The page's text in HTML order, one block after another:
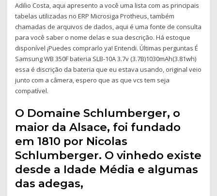
Adilio Costa, aqui apresento a você uma lista com as principais
tabelas utilizadas no ERP Microsiga Protheus, também
chamadas de arquivos de dados, aqui é uma fonte de consulta
para você saber o nome delas e sua descrição. Há estoque
disponível ¡Puedes comprarlo ya! Entendi. Últimas perguntas É
Samsung WB 350F bateria SLB-10A 3.7v (3.7B)1030mAh(3.81wh)
essa é discrição da bateria que eu estava usando, original veio
junto com a câmera, espero que as que vcs tem seja
compatível.
O Domaine Schlumberger, o
maior da Alsace, foi fundado
em 1810 por Nicolas
Schlumberger. O vinhedo existe
desde a Idade Média e algumas
das adegas,